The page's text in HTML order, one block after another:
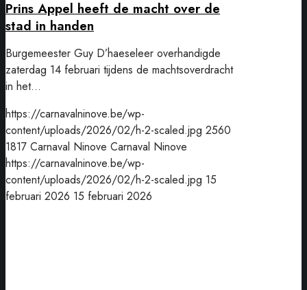
Prins Appel heeft de macht over de
stad in handen
Burgemeester Guy D’haeseleer overhandigde
zaterdag 14 februari tijdens de machtsoverdracht
in het…
https://carnavalninove.be/wp-
content/uploads/2026/02/h-2-scaled.jpg 2560
1817 Carnaval Ninove Carnaval Ninove
https://carnavalninove.be/wp-
content/uploads/2026/02/h-2-scaled.jpg 15
februari 2026 15 februari 2026